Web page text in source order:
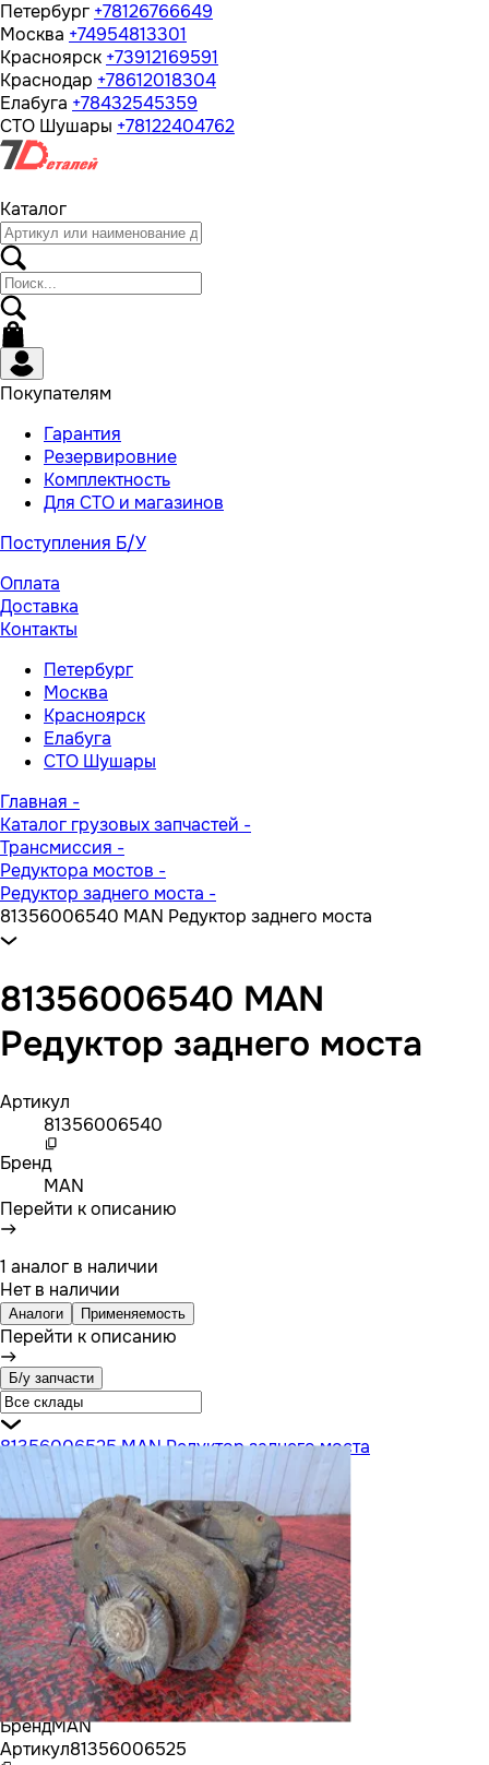
Петербург +78126766649
Москва +74954813301
Красноярск +73912169591
Краснодар +78612018304
Елабуга +78432545359
СТО Шушары +78122404762
Каталог
Покупателям
Гарантия
Резервировние
Комплектность
Для СТО и магазинов
Поступления Б/У
Оплата
Доставка
Контакты
Петербург
Москва
Красноярск
Елабуга
СТО Шушары
Главная -
Каталог грузовых запчастей -
Трансмиссия -
Редуктора мостов -
Редуктор заднего моста -
81356006540 MAN Редуктор заднего моста
81356006540 MAN
Редуктор заднего моста
Артикул
81356006540
Бренд
MAN
Перейти к описанию
1 аналог в наличии
Нет в наличии
Аналоги Применяемость
Перейти к описанию
Б/у запчасти
81356006525 MAN Редуктор заднего моста
БрендMAN
Артикул81356006525